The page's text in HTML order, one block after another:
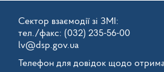
Сектор взаємодії зі ЗМІ:
тел./факс: (032) 235-56-00
lv@dsp.gov.ua
Телефон для довідок щодо